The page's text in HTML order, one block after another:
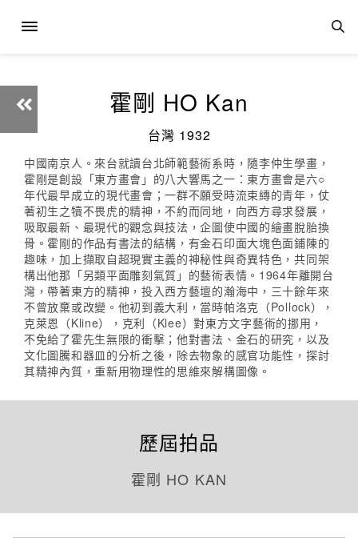
霍剛 HO Kan
台灣 1932
中國南京人。來台就讀台北師範藝術系時，隨李仲生學畫，
霍剛是創設「東方畫會」的八大響馬之一：東方畫會是六○
年代最早成立的現代畫會；一群不願受時流束縳的青年，仗
著初生之犢不畏虎的精神，不約而同地，向西方尋求發展，
吸取最新、最現代的觀念與技法，企圖使中國的繪畫脫胎換
骨。霍剛的作品有書法的結構，有金石印面大塊色面鋪陳的
趣味，加上擷取自超現實主義的神秘性與奇異特色，共同架
構出他那「另類平面雕刻氣質」的藝術表情。1964年離開台
灣，帶著東方的精神，投入西方藝壇的瀚海中，三十餘年來
不曾放棄或改變。他初到義大利，當時帕洛克（Pollock），
克萊恩（Kline），克利（Klee）對東方文字藝術的挪用，
不免給了霍先生無限的衝擊；他對書法、金石的研究，以及
文化圖騰和器皿的分析之後，除去物象的感官功能性，探討
其精神內質，重新用物理性的思維來解構圖像。
歷屆拍品
霍剛 HO KAN